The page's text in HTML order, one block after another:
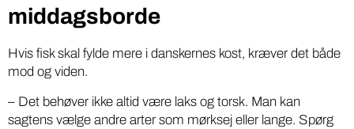
middagsborde
Hvis fisk skal fylde mere i danskernes kost, kræver det både
mod og viden.
– Det behøver ikke altid være laks og torsk. Man kan
sagtens vælge andre arter som mørksej eller lange. Spørg